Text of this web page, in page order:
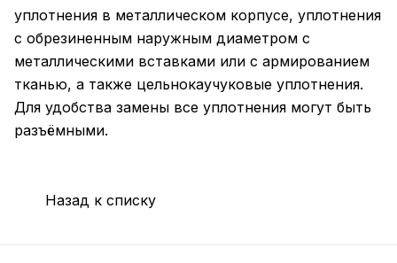
уплотнения в металлическом корпусе, уплотнения
с обрезиненным наружным диаметром с
металлическими вставками или с армированием
тканью, а также цельнокаучуковые уплотнения.
Для удобства замены все уплотнения могут быть
разъёмными.
Назад к списку